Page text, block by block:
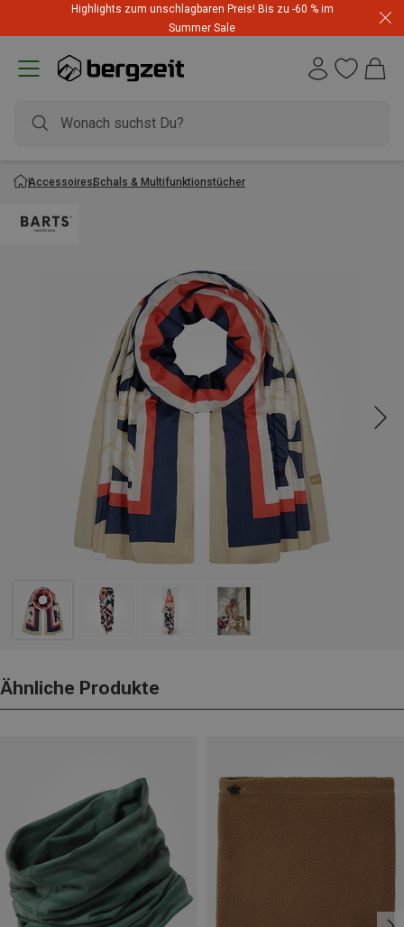
Highlights zum unschlagbaren Preis! Bis zu -60 % im
Summer Sale
AccessoiresSchals & Multifunktionstücher
Ähnliche Produkte